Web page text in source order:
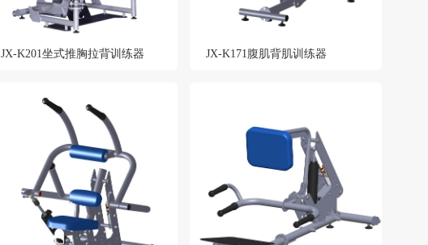
JX-K201坐式推胸拉背训练器 JX-K171腹肌背肌训练器